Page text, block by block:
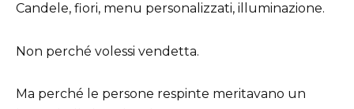
Candele, fiori, menu personalizzati, illuminazione.
Non perché volessi vendetta.
Ma perché le persone respinte meritavano un